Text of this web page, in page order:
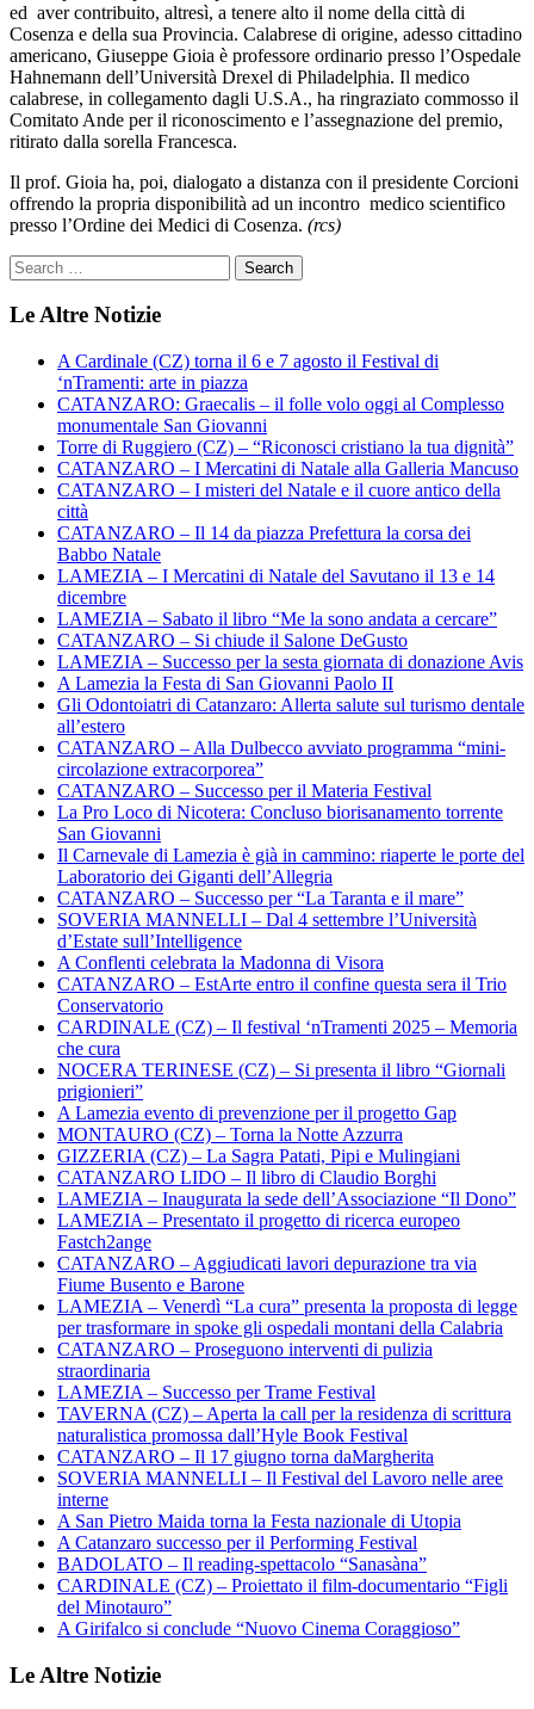
ed aver contribuito, altresì, a tenere alto il nome della città di
Cosenza e della sua Provincia. Calabrese di origine, adesso cittadino
americano, Giuseppe Gioia è professore ordinario presso l’Ospedale
Hahnemann dell’Università Drexel di Philadelphia. Il medico
calabrese, in collegamento dagli U.S.A., ha ringraziato commosso il
Comitato Ande per il riconoscimento e l’assegnazione del premio,
ritirato dalla sorella Francesca.
Il prof. Gioia ha, poi, dialogato a distanza con il presidente Corcioni
offrendo la propria disponibilità ad un incontro medico scientifico
presso l’Ordine dei Medici di Cosenza. (rcs)
Le Altre Notizie
A Cardinale (CZ) torna il 6 e 7 agosto il Festival di
‘nTramenti: arte in piazza
CATANZARO: Graecalis – il folle volo oggi al Complesso
monumentale San Giovanni
Torre di Ruggiero (CZ) – “Riconosci cristiano la tua dignità”
CATANZARO – I Mercatini di Natale alla Galleria Mancuso
CATANZARO – I misteri del Natale e il cuore antico della
città
CATANZARO – Il 14 da piazza Prefettura la corsa dei
Babbo Natale
LAMEZIA – I Mercatini di Natale del Savutano il 13 e 14
dicembre
LAMEZIA – Sabato il libro “Me la sono andata a cercare”
CATANZARO – Si chiude il Salone DeGusto
LAMEZIA – Successo per la sesta giornata di donazione Avis
A Lamezia la Festa di San Giovanni Paolo II
Gli Odontoiatri di Catanzaro: Allerta salute sul turismo dentale
all’estero
CATANZARO – Alla Dulbecco avviato programma “mini-
circolazione extracorporea”
CATANZARO – Successo per il Materia Festival
La Pro Loco di Nicotera: Concluso biorisanamento torrente
San Giovanni
Il Carnevale di Lamezia è già in cammino: riaperte le porte del
Laboratorio dei Giganti dell’Allegria
CATANZARO – Successo per “La Taranta e il mare”
SOVERIA MANNELLI – Dal 4 settembre l’Università
d’Estate sull’Intelligence
A Conflenti celebrata la Madonna di Visora
CATANZARO – EstArte entro il confine questa sera il Trio
Conservatorio
CARDINALE (CZ) – Il festival ‘nTramenti 2025 – Memoria
che cura
NOCERA TERINESE (CZ) – Si presenta il libro “Giornali
prigionieri”
A Lamezia evento di prevenzione per il progetto Gap
MONTAURO (CZ) – Torna la Notte Azzurra
GIZZERIA (CZ) – La Sagra Patati, Pipi e Mulingiani
CATANZARO LIDO – Il libro di Claudio Borghi
LAMEZIA – Inaugurata la sede dell’Associazione “Il Dono”
LAMEZIA – Presentato il progetto di ricerca europeo
Fastch2ange
CATANZARO – Aggiudicati lavori depurazione tra via
Fiume Busento e Barone
LAMEZIA – Venerdì “La cura” presenta la proposta di legge
per trasformare in spoke gli ospedali montani della Calabria
CATANZARO – Proseguono interventi di pulizia
straordinaria
LAMEZIA – Successo per Trame Festival
TAVERNA (CZ) – Aperta la call per la residenza di scrittura
naturalistica promossa dall’Hyle Book Festival
CATANZARO – Il 17 giugno torna daMargherita
SOVERIA MANNELLI – Il Festival del Lavoro nelle aree
interne
A San Pietro Maida torna la Festa nazionale di Utopia
A Catanzaro successo per il Performing Festival
BADOLATO – Il reading-spettacolo “Sanasàna”
CARDINALE (CZ) – Proiettato il film-documentario “Figli
del Minotauro”
A Girifalco si conclude “Nuovo Cinema Coraggioso”
Le Altre Notizie